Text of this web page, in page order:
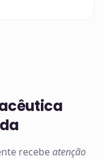
recebeatenção